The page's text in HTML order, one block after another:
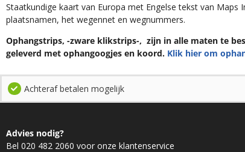
Staatkundige kaart van Europa met Engelse tekst van Maps
plaatsnamen, het wegennet en wegnummers.
Ophangstrips, -zware klikstrips-, zijn in alle maten te
geleverd met ophangoogjes en koord. Klik hier om
Achteraf betalen mogelijk
Advies nodig?
Bel 020 482 2060 voor onze klantenservice